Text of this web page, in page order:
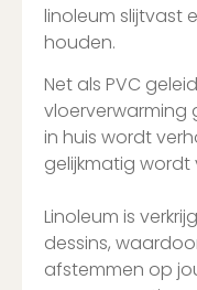
linoleum slijtvast
houden.
Net als PVC
in huis wordt
gelijkmatig wordt
Linoleum is
dessins,
afstemmen op